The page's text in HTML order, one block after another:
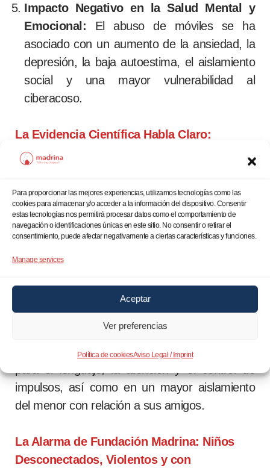
Para proporcionar las mejores experiencias, utilizamos tecnologías como las
cookies para almacenar y/o acceder a la información del dispositivo. Consentir
estas tecnologías nos permitirá procesar datos como el comportamiento de
navegación o identificaciones únicas en este sitio. No consentir o retirar el
consentimiento, puede afectar negativamente a ciertas características y funciones.
Manage services
Aceptar
Ver preferencias
Política de cookiesAviso Legal / Imprint
Impacto Negativo en la Salud Mental y
Emocional: El abuso de móviles se ha
asociado con un aumento de la ansiedad, la
depresión, la baja autoestima, el aislamiento
social y una mayor vulnerabilidad al
ciberacoso.
La Evidencia Científica Habla Claro:
Lectura versus Pantalla:
señalar los beneficios crecientes en la
maduración intelectual del menor y en el
desarrollo cerebral infantil con la lectura. La
lectura activa circuitos neuronales complejos,
fomenta la imaginación, amplía el vocabulario,
pensamiento crítico y promueve la empatía.
Por el contrario, el abuso de móviles se
relaciona con alteraciones en la estructura y
función cerebral, afectando áreas cruciales
impulsos, así como en un mayor aislamiento
del menor con relación a sus amigos.
La Alarma de Fundación Madrina: Niños
Desconectados, Violentos y con